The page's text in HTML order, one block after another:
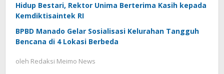
Hidup Bestari, Rektor Unima Berterima Kasih kepada
Kemdiktisaintek RI
BPBD Manado Gelar Sosialisasi Kelurahan Tangguh
Bencana di 4 Lokasi Berbeda
oleh Redaksi Meimo News